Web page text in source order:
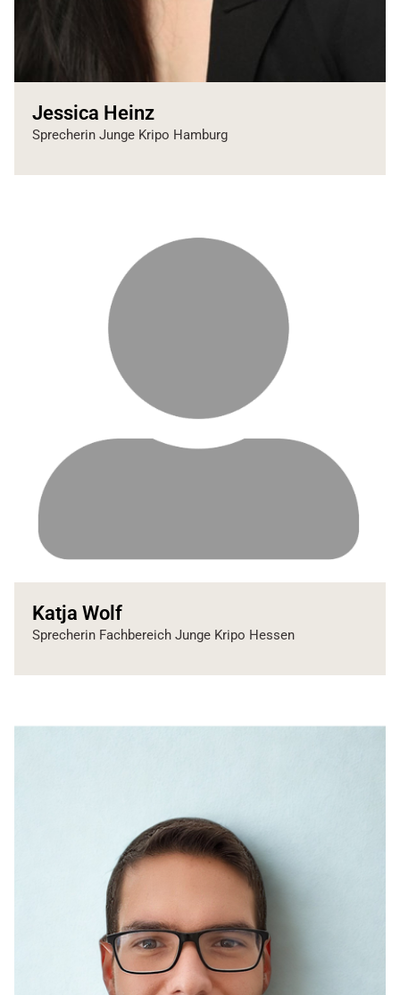
Jessica Heinz
Sprecherin Junge Kripo Hamburg
Katja Wolf
Sprecherin Fachbereich Junge Kripo Hessen